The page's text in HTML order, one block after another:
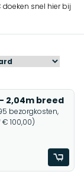
snel hier bij
2,04m breed
bezorgkosten,
100,00)